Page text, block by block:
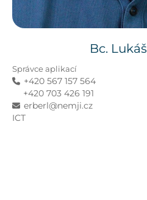
Bc. Lukáš
Správce aplikací
+420 567 157 564
+420 703 426 191
erberl@nemji.cz
ICT